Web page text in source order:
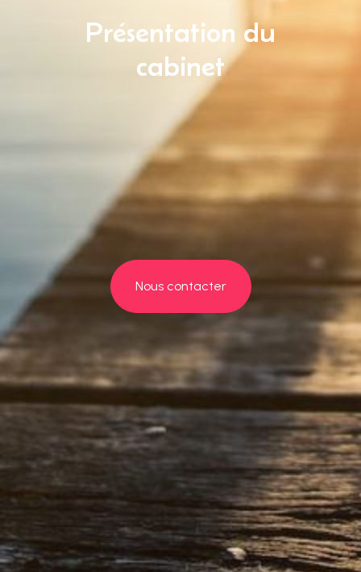
Présentation du
cabinet
Nous contacter